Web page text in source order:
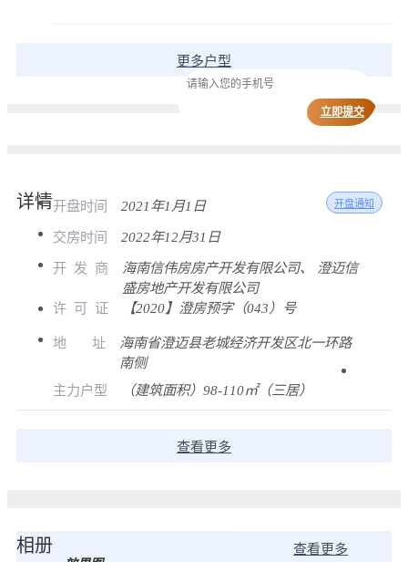
更多户型
立即提交
详情开盘时间 2021年1月1日 开盘通知
交房时间
2022年12月31日
开 发 商
海南信伟房房产开发有限公司、 澄迈信
盛房地产开发有限公司
许 可 证 【2020】澄房预字（043）号
地 址
海南省澄迈县老城经济开发区北一环路
南侧
主力户型
（建筑面积）98-110㎡（三居）
查看更多
相册 查看更多